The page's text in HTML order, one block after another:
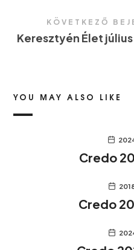
KÖVETKEZŐ
Keresztyén Élet
YOU MAY ALSO LIKE
Credo
Credo